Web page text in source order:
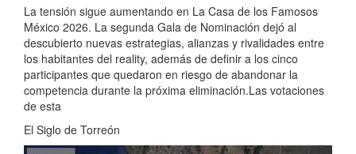
La tensión sigue aumentando en La Casa de los Famosos
México 2026. La segunda Gala de Nominación dejó al
descubierto nuevas estrategias, alianzas y rivalidades entre
los habitantes del reality, además de definir a los cinco
participantes que quedaron en riesgo de abandonar la
competencia durante la próxima eliminación.Las votaciones
de esta
El Siglo de Torreón